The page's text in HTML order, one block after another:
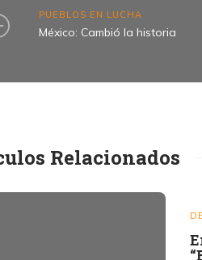
PUEBLOS EN LUCHA
México: Cambió la historia
Relacionados